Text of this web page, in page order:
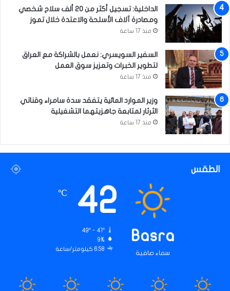
ا
ل
ش
ئ
ع
ا
ت
الداخلية: تسجيل أكثر من 20 ألف سلاح شخصي
ومصادرة آلاف الأسلحة والاعتدة خلال تموز
منذ 17 ساعة
السفير السويسري: نعمل بالشراكة مع العراق
لتطوير الخبرات وتعزيز سوق العمل
منذ 17 ساعة
وزير الموارد المائية يتفقد سدة سامراء وقناتي
الثرثار لمتابعة جاهزيتهما التشغيلية
منذ 17 ساعة
الطقس
Basra
سماء صافية
42
℃
49º - 41º
9%
6.58 كيلومتر/ساعة